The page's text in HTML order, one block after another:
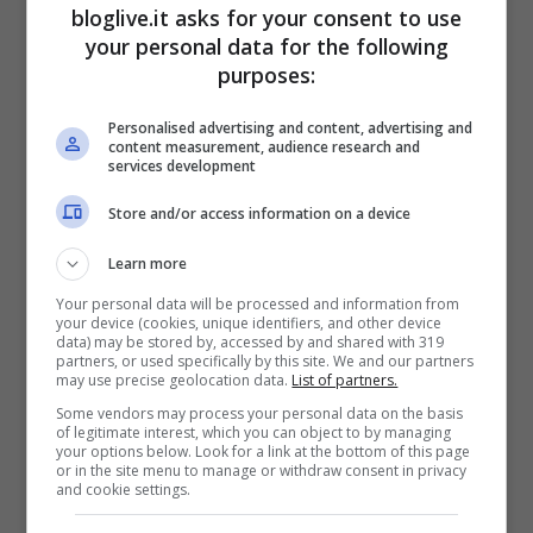
L’incendio a Taggia
un quadro elettrico presente nell’androne
del palazzo. Da qui il fumo avrebbe invaso
tutta la tromba delle scale, entrando fin
dentro gli appartamenti. I residenti hanno
cercato riparo sia sul terrazzo che sul
tetto, messi poi in salvo dai vigili del fuoco.
bloglive.it asks for your consent to use
your personal data for the following
purposes:
Personalised advertising and content, advertising and
content measurement, audience research and
services development
Store and/or access information on a device
Learn more
Your personal data will be processed and information from
your device (cookies, unique identifiers, and other device
data) may be stored by, accessed by and shared with 319
partners, or used specifically by this site. We and our partners
may use precise geolocation data. List of partners.
Some vendors may process your personal data on the basis
of legitimate interest, which you can object to by managing
your options below. Look for a link at the bottom of this page
or in the site menu to manage or withdraw consent in privacy
and cookie settings.